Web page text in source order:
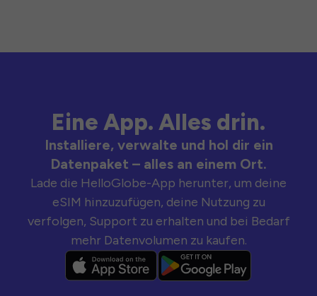
Eine App. Alles drin.
Installiere, verwalte und hol dir ein
Datenpaket – alles an einem Ort.
Lade die HelloGlobe-App herunter, um deine
eSIM hinzuzufügen, deine Nutzung zu
verfolgen, Support zu erhalten und bei Bedarf
mehr Datenvolumen zu kaufen.